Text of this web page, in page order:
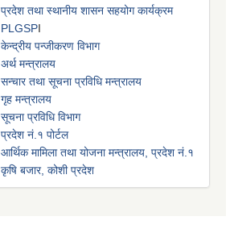
प्रदेश तथा स्थानीय शासन सहयोग कार्यक्रम
PLGSPI
केन्द्रीय पन्जीकरण विभाग
अर्थ मन्त्रालय
सन्चार तथा सूचना प्रविधि मन्त्रालय
गृह मन्त्रालय
सूचना प्रविधि विभाग
प्रदेश नं.१ पोर्टल
आर्थिक मामिला तथा योजना मन्त्रालय, प्रदेश नं.१
कृषि बजार, कोशी प्रदेश